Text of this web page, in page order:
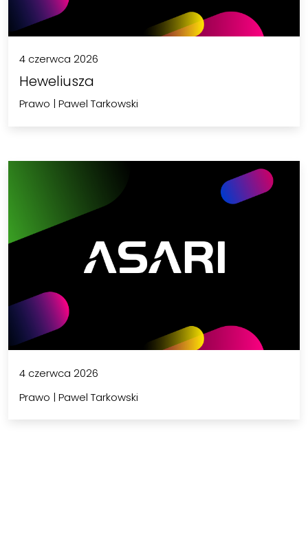
4 czerwca 2026
Heweliusza
Prawo | Pawel Tarkowski
4 czerwca 2026
Prawo | Pawel Tarkowski